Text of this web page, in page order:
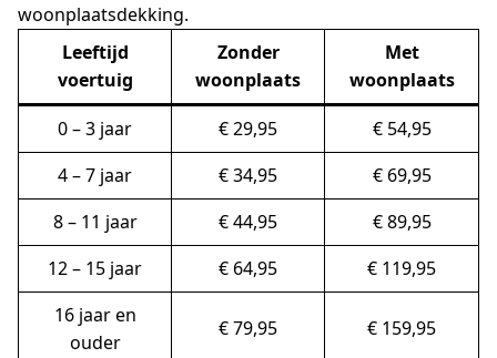
woonplaatsdekking.
Leeftijd
voertuig
Zonder
woonplaats
Met
woonplaats
0 – 3 jaar
€ 29,95
€ 54,95
4 – 7 jaar
€ 34,95
€ 69,95
8 – 11 jaar
€ 44,95
€ 89,95
12 – 15 jaar
€ 64,95
€ 119,95
16 jaar en
ouder
€ 79,95 € 159,95